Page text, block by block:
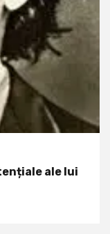
ale lui